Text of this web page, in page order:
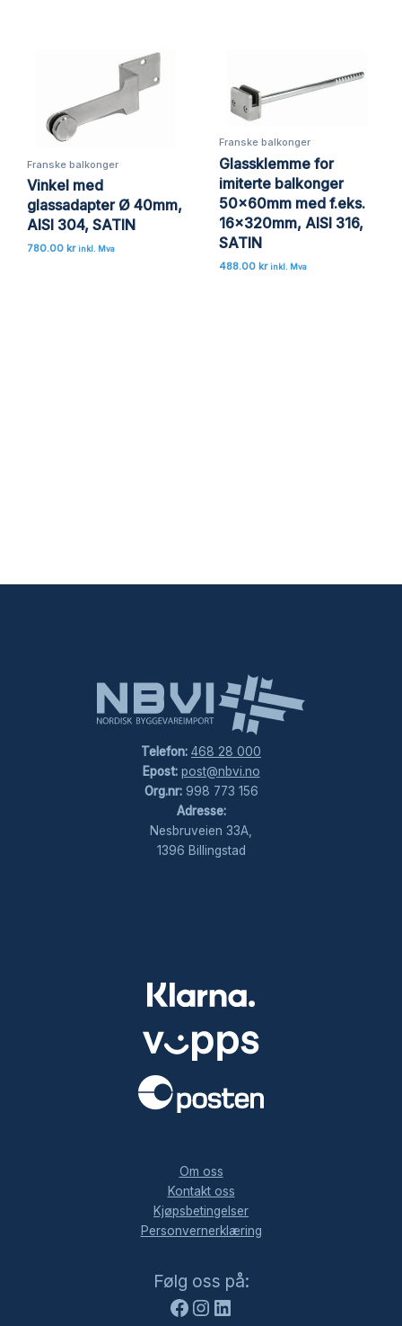
Franske balkonger
Vinkel med
glassadapter Ø 40mm,
AISI 304, SATIN
780.00 kr inkl. Mva
Franske balkonger
Glassklemme for
imiterte balkonger
50x60mm med f.eks.
16x320mm, AISI 316,
SATIN
488.00 kr inkl. Mva
Telefon: 468 28 000
Epost: post@nbvi.no
Org.nr:998 773 156
Adresse:
Nesbruveien 33A,
1396 Billingstad
Om oss
Kontakt oss
Kjøpsbetingelser
Personvernerklæring
Følg oss på:
Facebook
Instagram
LinkedIn